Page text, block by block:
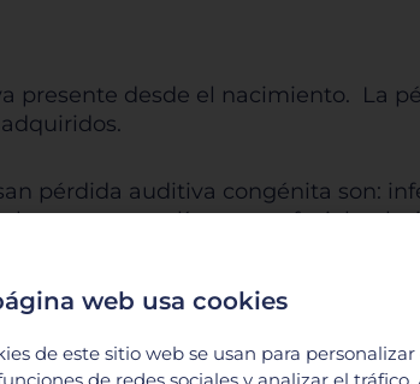
presente desde el nacimiento. La
pérdida auditiva congénita son:
nacer; anomalías craneofaciales;
embarazo; etc. La pérdida de la
adelante en la vida.
web usa cookies
de este sitio web se usan para